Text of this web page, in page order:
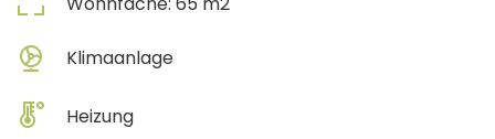
Klimaanlage
Heizung